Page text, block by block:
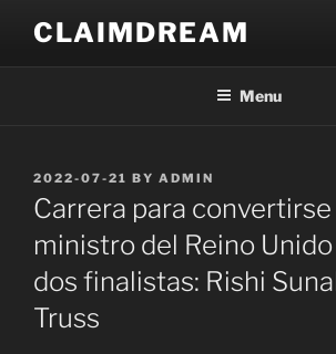
content
CLAIMDREAM
Menu
POSTED
ON
2022-07-21 BY ADMIN
Carrera para
ministro del Reino
dos finalistas: Rishi
Truss